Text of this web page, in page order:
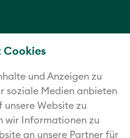
Cookies
und Anzeigen zu
soziale Medien anbieten
Website zu
wir Informationen zu
an unsere Partner für
Reisen Gruppe